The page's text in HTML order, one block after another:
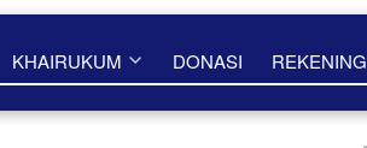
KHAIRUKUM DONASI REKENING